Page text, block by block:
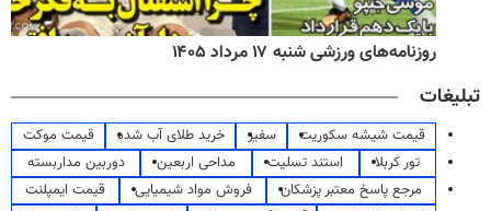
روزنامه‌های ورزشی شنبه ۱۷ مرداد ۱۴۰۵
تبلیغات
قیمت شیشه سکوریت سفیر خرید طلای آب شده
قیمت موکت
تور کربلا
استند تسلیت مداحی اربعین
دوربین مداربسته
مرجع پاسخ معتبر پزشکان
فروش مواد شیمیایی
قیمت ایمپلنت